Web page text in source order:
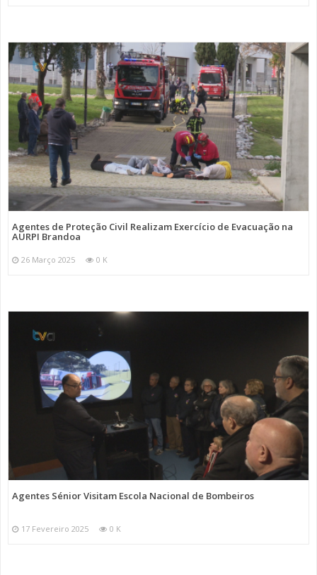
Agentes de Proteção Civil Realizam Exercício de Evacuação na
AURPI Brandoa
26 Março 2025 0 K
Agentes Sénior Visitam Escola Nacional de Bombeiros
17 Fevereiro 2025 0 K